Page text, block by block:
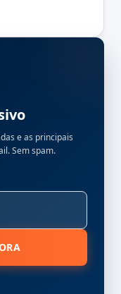
e as principais
Sem spam.